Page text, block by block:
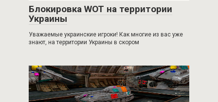
Блокировка WOT на территории
Украины
Уважаемые украинские игроки! Как многие из вас уже
знают, на территории Украины в скором